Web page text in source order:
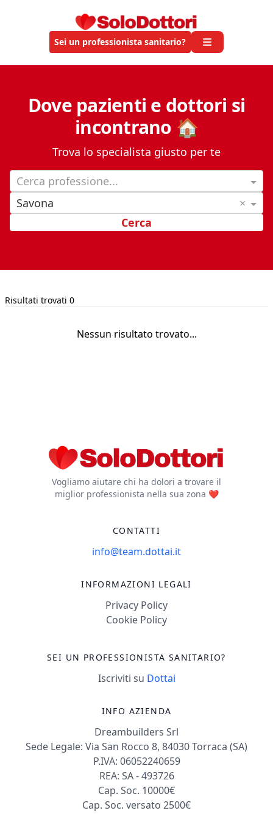
Sei un professionista sanitario?
Dove pazienti e dottori si
incontrano 🏠
Trova lo specialista giusto per te
Cerca professione...
Savona
×
Cerca
Risultati trovati 0
Nessun risultato trovato...
Vogliamo aiutare chi ha dolori a trovare il
miglior professionista nella sua zona ❤️
CONTATTI
info@team.dottai.it
INFORMAZIONI LEGALI
Privacy Policy
Cookie Policy
SEI UN PROFESSIONISTA SANITARIO?
Iscriviti su Dottai
INFO AZIENDA
Dreambuilders Srl
Sede Legale: Via San Rocco 8, 84030 Torraca (SA)
P.IVA: 06052240659
REA: SA - 493726
Cap. Soc. 10000€
Cap. Soc. versato 2500€